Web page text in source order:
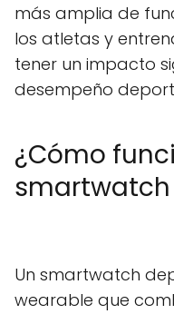
más amplia de
los atletas y
tener un impacto
desempeño
¿Cómo
Un smartwatch
wearable que